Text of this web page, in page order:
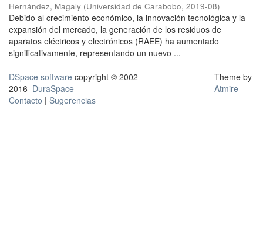
Hernández, Magaly (Universidad de Carabobo, 2019-08)
Debido al crecimiento económico, la innovación tecnológica y la
expansión del mercado, la generación de los residuos de
aparatos eléctricos y electrónicos (RAEE) ha aumentado
significativamente, representando un nuevo ...
DSpace software copyright © 2002-
2016 DuraSpace
Contacto | Sugerencias
Theme by
Atmire